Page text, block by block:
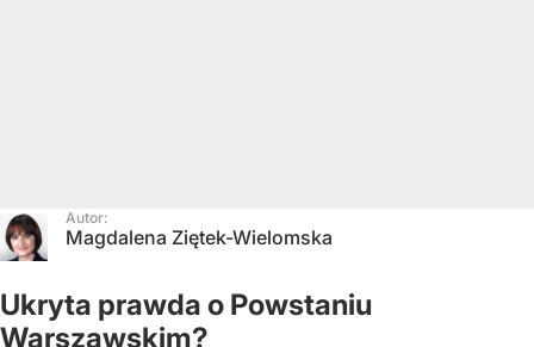
Autor:
Magdalena Ziętek-Wielomska
Ukryta prawda o Powstaniu
Warszawskim?